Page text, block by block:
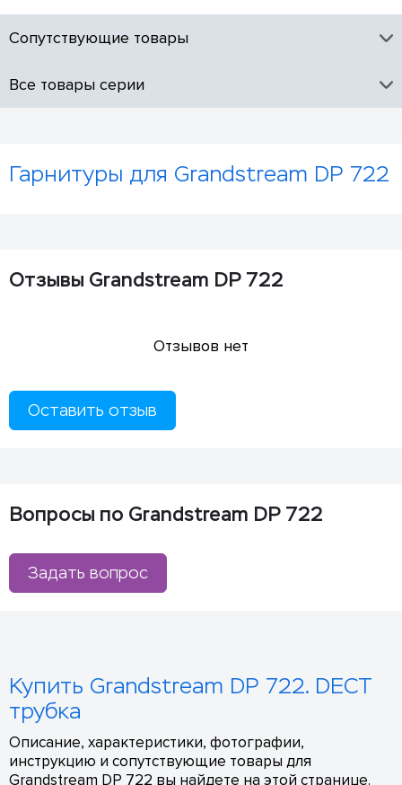
Сопутствующие товары
Все товары серии
Гарнитуры для Grandstream DP 722
Отзывы Grandstream DP 722
Отзывов нет
Оставить отзыв
Вопросы по Grandstream DP 722
Задать вопрос
Купить Grandstream DP 722. DECT
трубка
Описание, характеристики, фотографии,
инструкцию и сопутствующие товары для
Grandstream DP 722 вы найдете на этой странице.